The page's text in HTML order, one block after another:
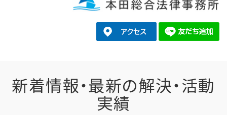
新着情報・最新の解決・活動
実績